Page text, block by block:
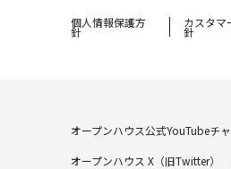
個⼈情報保護⽅
針
カスタマ
針
オープンハウス公式YouTubeチ
オープンハウス X（旧Twitter）